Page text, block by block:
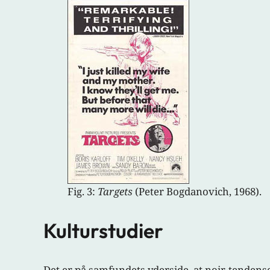
Fig. 3: Targets (Peter Bogdanovich, 1968).
Kulturstudier